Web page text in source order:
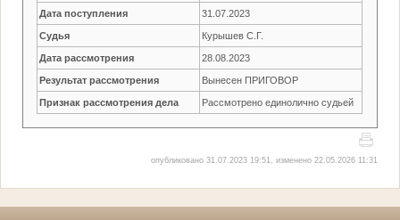
Дата поступления 31.07.2023
Судья Курышев С.Г.
Дата рассмотрения 28.08.2023
Результат рассмотрения Вынесен ПРИГОВОР
Признак рассмотрения дела Рассмотрено единолично судьей
опубликовано 31.07.2023 19:51, изменено 22.05.2026 11:31